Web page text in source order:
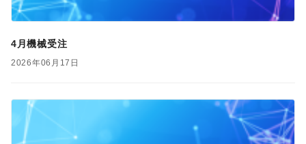
4月機械受注
2026年06月17日